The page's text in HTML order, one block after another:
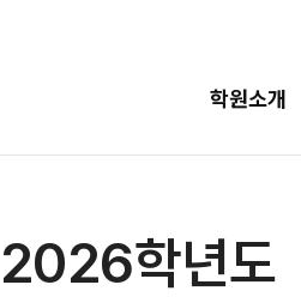
학원소개
교육시스템
2026학년도